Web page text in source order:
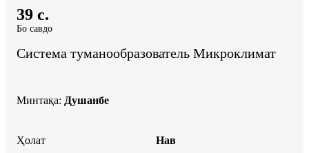
39 c.
Бо савдо
Система туманообразователь Микроклимат
Минтақа: Душанбе
Ҳолат Нав